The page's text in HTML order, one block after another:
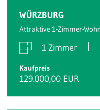
WÜRZBURG
Attraktive 1-Zimmer-
1 Zimmer
Kaufpreis
129.000,00 EUR